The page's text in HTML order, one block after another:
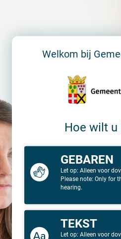
Welkom bij
Hoe wilt u
GEBAREN
Let op: Alleen voor
Please note: Only for
hearing.
TEKST
Let op: Alleen voor